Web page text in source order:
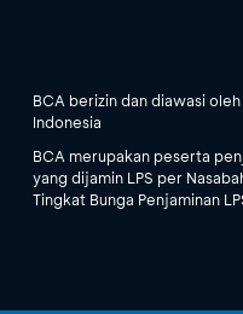
BCA berizin dan diawasi
Indonesia
BCA merupakan peserta
yang dijamin LPS per
Tingkat Bunga Penjaminan